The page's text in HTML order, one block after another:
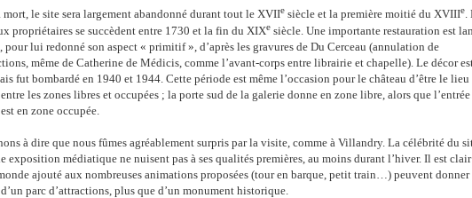
mort, le site sera largement abandonné durant tout le XVIIe siècle et la première moitié du XVIIIe
propriétaires se succèdent entre 1730 et la fin du XIXe siècle. Une importante restauration est
pour lui redonné son aspect « primitif », d’après les gravures de Du Cerceau (annulation de
même de Catherine de Médicis, comme l’avant-corps entre librairie et chapelle). Le décor
fut bombardé en 1940 et 1944. Cette période est même l’occasion pour le château d’être le lieu
entre les zones libres et occupées ; la porte sud de la galerie donne en zone libre, alors que l’entrée
en zone occupée.
à dire que nous fûmes agréablement surpris par la visite, comme à Villandry. La célébrité du
exposition médiatique ne nuisent pas à ses qualités premières, au moins durant l’hiver. Il est
ajouté aux nombreuses animations proposées (tour en barque, petit train…) peuvent donner
parc d’attractions, plus que d’un monument historique.